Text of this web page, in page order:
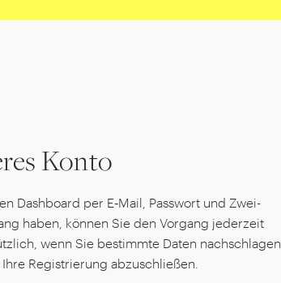
Konto
Dashboard per E‑Mail, Passwort und Zwei-
haben, können Sie den Vorgang jederzeit
wenn Sie bestimmte Daten nachschlagen
Registrierung abzuschließen.